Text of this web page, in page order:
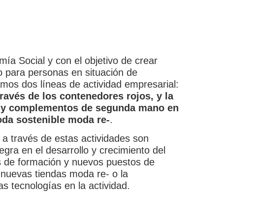
Social y con el objetivo de crear
para personas en situación de
dos líneas de actividad empresarial:
de los contenedores rojos, y la
complementos de segunda mano en
sostenible moda re-.
través de estas actividades son
en el desarrollo y crecimiento del
formación y nuevos puestos de
tiendas moda re- o la
tecnologías en la actividad.